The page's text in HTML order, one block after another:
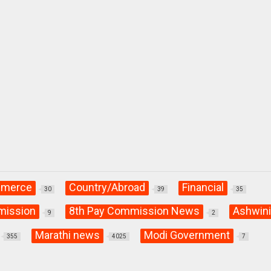
30 Country/Abroad 39 Financial 35
9 8th Pay Commission News 2
355 Marathi news 4025 Modi Government 7